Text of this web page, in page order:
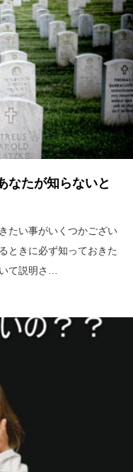
なたが知らないと
たい事がいくつかござい
ときに必ず知っておきた
て説明さ…